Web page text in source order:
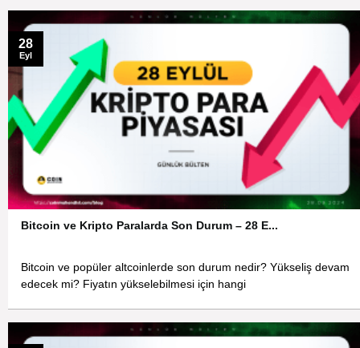
Bitcoin ve Kripto Paralarda Son Durum – 28 E...
Bitcoin ve popüler altcoinlerde son durum nedir? Yükseliş devam
edecek mi? Fiyatın yükselebilmesi için hangi
28
Eyl